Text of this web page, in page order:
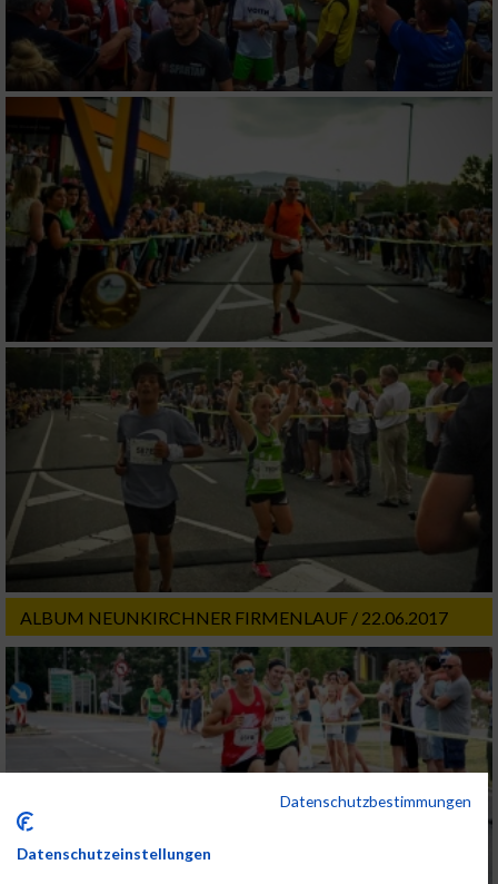
ALBUM NEUNKIRCHNER FIRMENLAUF / 22.06.2017
Datenschutzbestimmungen
Datenschutzeinstellungen